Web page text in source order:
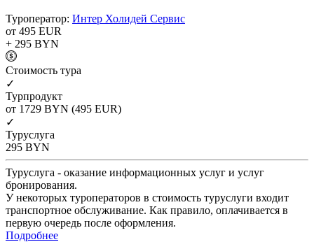
Туроператор: Интер Холидей Сервис
от 495 EUR
+ 295 BYN
Cтоимость тура
✓
Турпродукт
от 1729 BYN (495 EUR)
✓
Туруслуга
295 BYN
Туруслуга - оказание информационных услуг и услуг
бронирования.
У некоторых туроператоров в стоимость туруслуги входит
транспортное обслуживание. Как правило, оплачивается в
первую очередь после оформления.
Подробнее